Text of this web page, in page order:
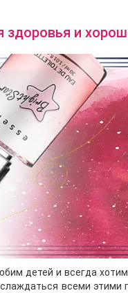
и
детей и всегда
всеми